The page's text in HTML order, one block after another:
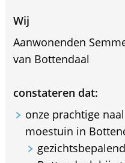
Wij
Aanwonenden
van Bottendaal
constateren dat:
onze prachtige
moestuin in